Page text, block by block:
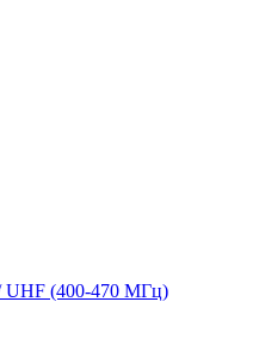
(400-470 МГц)